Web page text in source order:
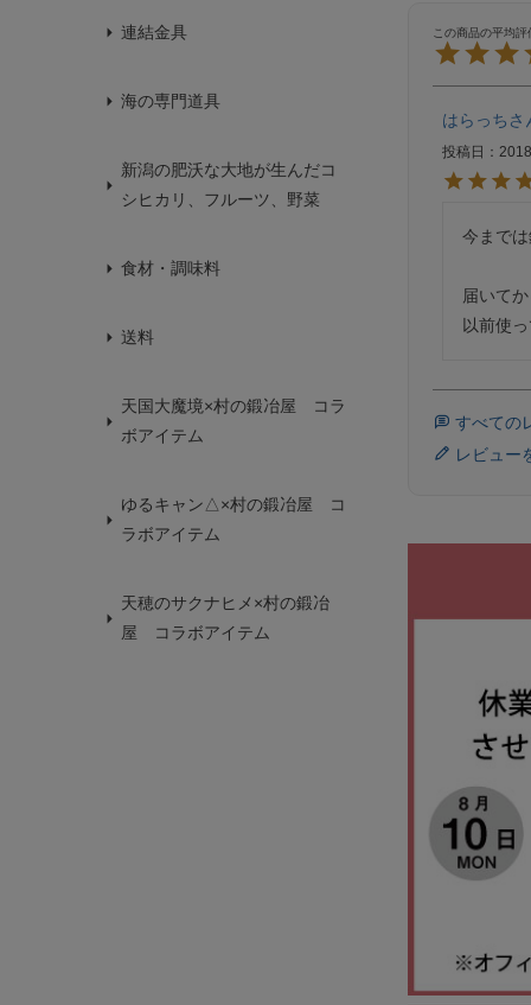
連結金具
海の専門道具
新潟の肥沃な大地が生んだコ
シヒカリ、フルーツ、野菜
食材・調味料
送料
天国大魔境×村の鍛冶屋 コラ
ボアイテム
ゆるキャン△×村の鍛冶屋 コ
ラボアイテム
天穂のサクナヒメ×村の鍛冶
屋 コラボアイテム
はらっち
投稿日
今までは
届いて
以前使
すべての
レビュー